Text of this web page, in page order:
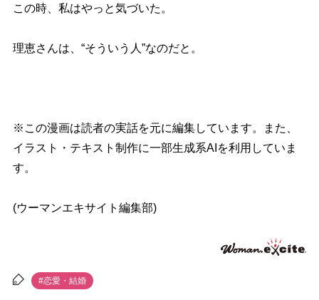
この時、私はやっと気づいた。
理恵さんは、“そういう人”なのだと。
※この漫画は読者の実話を元に編集しています。また、
イラスト・テキスト制作に一部生成系AIを利用していま
す。
(ウーマンエキサイト編集部)
#恋愛・結婚